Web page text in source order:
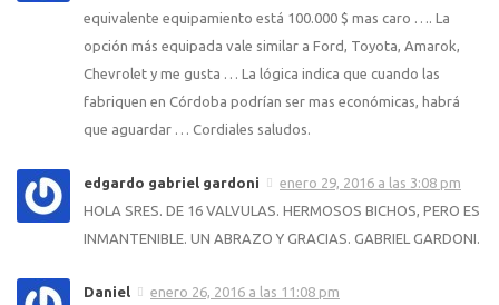
equivalente equipamiento está 100.000 $ mas caro …. La
opción más equipada vale similar a Ford, Toyota, Amarok,
Chevrolet y me gusta … La lógica indica que cuando las
fabriquen en Córdoba podrían ser mas económicas, habrá
que aguardar … Cordiales saludos.
edgardo gabriel gardoni
enero 29, 2016 a las 3:08 pm
HOLA SRES. DE 16 VALVULAS. HERMOSOS BICHOS, PERO ES
INMANTENIBLE. UN ABRAZO Y GRACIAS. GABRIEL GARDONI.
Daniel
enero 26, 2016 a las 11:08 pm